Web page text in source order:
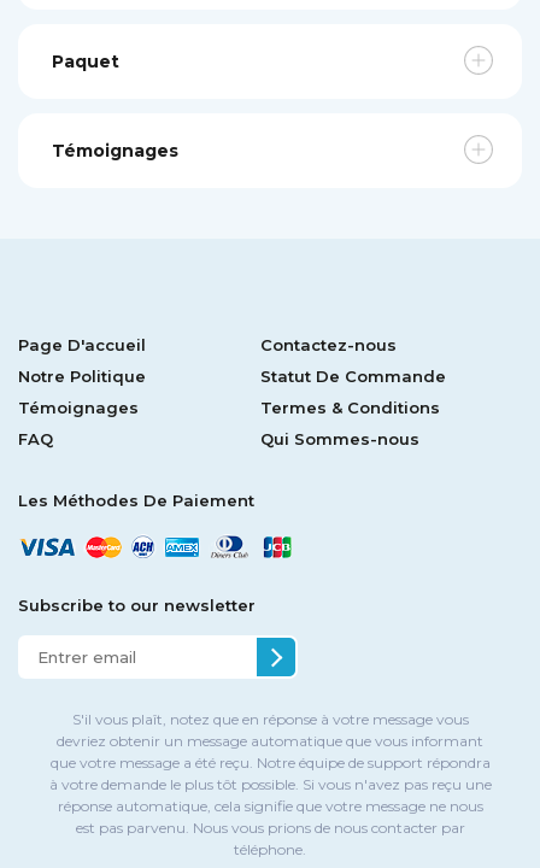
Paquet
Témoignages
Page D'accueil
Contactez-nous
Notre Politique
Statut De Commande
Témoignages
Termes & Conditions
FAQ
Qui Sommes-nous
Les Méthodes De Paiement
Subscribe to our newsletter
S'il vous plaît, notez que en réponse à votre message vous
devriez obtenir un message automatique que vous informant
que votre message a été reçu. Notre équipe de support répondra
à votre demande le plus tôt possible. Si vous n'avez pas reçu une
réponse automatique, cela signifie que votre message ne nous
est pas parvenu. Nous vous prions de nous contacter par
téléphone.